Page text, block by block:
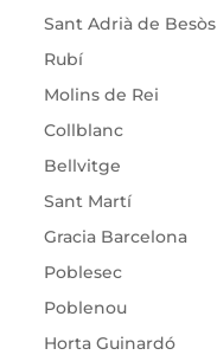
Sant Adrià de Besòs
Rubí
Molins de Rei
Collblanc
Bellvitge
Sant Martí
Gracia Barcelona
Poblesec
Poblenou
Horta Guinardó